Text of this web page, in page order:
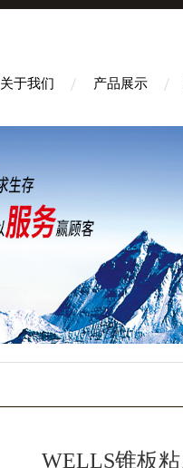
关于我们 产品展示
WELLS锥板